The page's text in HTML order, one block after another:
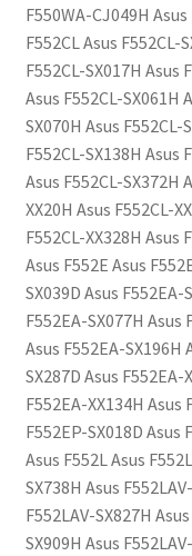
F550WA-CJ049H Asus
F552CL Asus F552CL-
F552CL-SX017H Asus
Asus F552CL-SX061H
SX070H Asus F552CL-
F552CL-SX138H Asus
Asus F552CL-SX372H
XX20H Asus F552CL-
F552CL-XX328H Asus
Asus F552E Asus
SX039D Asus F552EA-
F552EA-SX077H Asus
Asus F552EA-SX196H
SX287D Asus F552EA-
F552EA-XX134H Asus
F552EP-SX018D Asus
Asus F552L Asus
SX738H Asus
F552LAV-SX827H
SX909H Asus